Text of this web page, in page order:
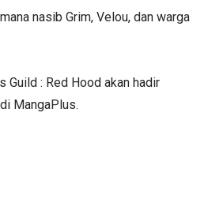
nasib Grim, Velou, dan warga
Guild : Red Hood akan hadir
MangaPlus.